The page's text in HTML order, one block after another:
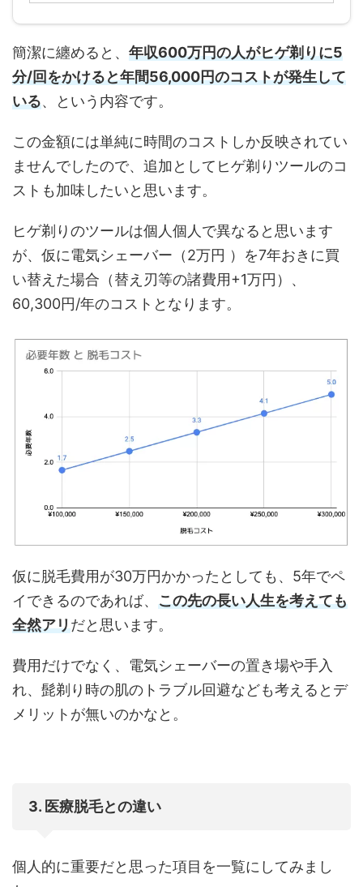
簡潔に纏めると、 年収600万円の人がヒゲ剃りに5
分/回をかけると年間56,000円のコストが発生して
いる、という内容です。
この金額には単純に時間のコストしか反映されてい
ませんでしたので、追加としてヒゲ剃りツールのコ
ストも加味したいと思います。
ヒゲ剃りのツールは個人個人で異なると思います
が、仮に電気シェーバー（2万円 ）を7年おきに買
い替えた場合（替え刃等の諸費用+1万円）、
60,300円/年のコストとなります。
仮に脱毛費用が30万円かかったとしても、5年でペ
イできるのであれば、 この先の長い人生を考えても
全然アリだと思います。
費用だけでなく、電気シェーバーの置き場や手入
れ、髭剃り時の肌のトラブル回避なども考えるとデ
メリットが無いのかなと。
3. 医療脱毛との違い
個人的に重要だと思った項目を一覧にしてみまし